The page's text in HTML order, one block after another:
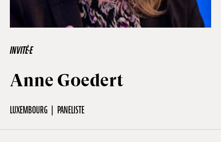
Hors-Festival
Scolaire
INVITÉ·E
Anne Goedert
LUXEMBOURG PANELISTE